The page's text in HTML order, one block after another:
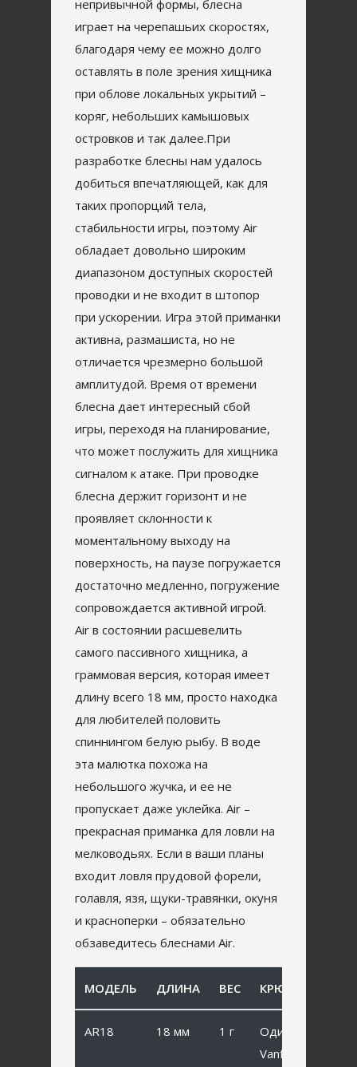
непривычной формы, блесна
играет на черепашьих скоростях,
благодаря чему ее можно долго
оставлять в поле зрения хищника
при облове локальных укрытий –
коряг, небольших камышовых
островков и так далее.При
разработке блесны нам удалось
добиться впечатляющей, как для
таких пропорций тела,
стабильности игры, поэтому Air
обладает довольно широким
диапазоном доступных скоростей
проводки и не входит в штопор
при ускорении. Игра этой приманки
активна, размашиста, но не
отличается чрезмерно большой
амплитудой. Время от времени
блесна дает интересный сбой
игры, переходя на планирование,
что может послужить для хищника
сигналом к атаке. При проводке
блесна держит горизонт и не
проявляет склонности к
моментальному выходу на
поверхность, на паузе погружается
достаточно медленно, погружение
сопровождается активной игрой.
Air в состоянии расшевелить
самого пассивного хищника, а
граммовая версия, которая имеет
длину всего 18 мм, просто находка
для любителей половить
спиннингом белую рыбу. В воде
эта малютка похожа на
небольшого жучка, и ее не
пропускает даже уклейка. Air –
прекрасная приманка для ловли на
мелководьях. Если в ваши планы
входит ловля прудовой форели,
голавля, язя, щуки-травянки, окуня
и красноперки – обязательно
обзаведитесь блеснами Air.
МОДЕЛЬ ДЛИНА ВЕС КРЮЧОК
AR18 18 мм 1 г
Одинарный
Vanfook SP-